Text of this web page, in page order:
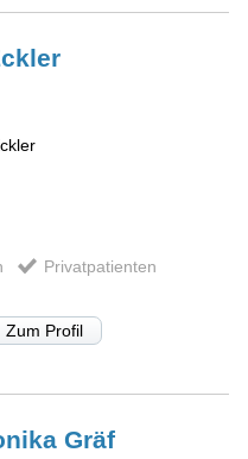
Privatpatienten
Zum Profil
Gräf